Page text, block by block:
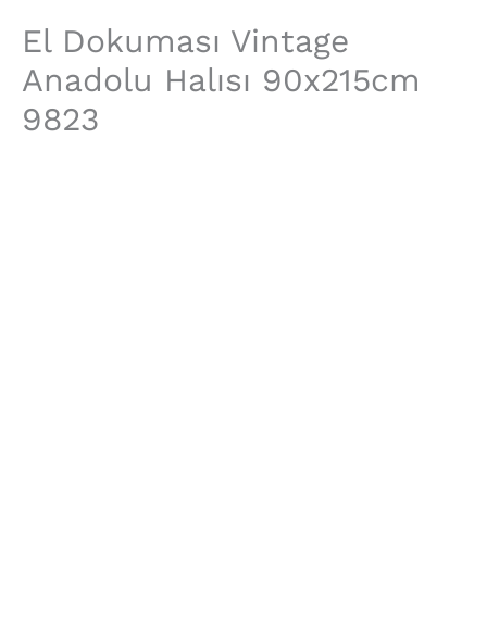
İçeriğe
atla
El Dokuması Vintage
Anadolu Halısı 90x215cm
9823
El
Dokuması
Vintage
Anadolu